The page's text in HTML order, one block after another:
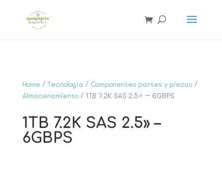
Home / Tecnología / Componentes partes y piezas /
Almacenamiento/ 1TB 7.2K SAS 2.5» – 6GBPS
1TB 7.2K SAS 2.5» –
6GBPS